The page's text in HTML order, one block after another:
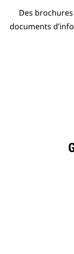
Des
documents